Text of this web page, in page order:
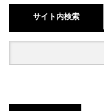
サイト内検索